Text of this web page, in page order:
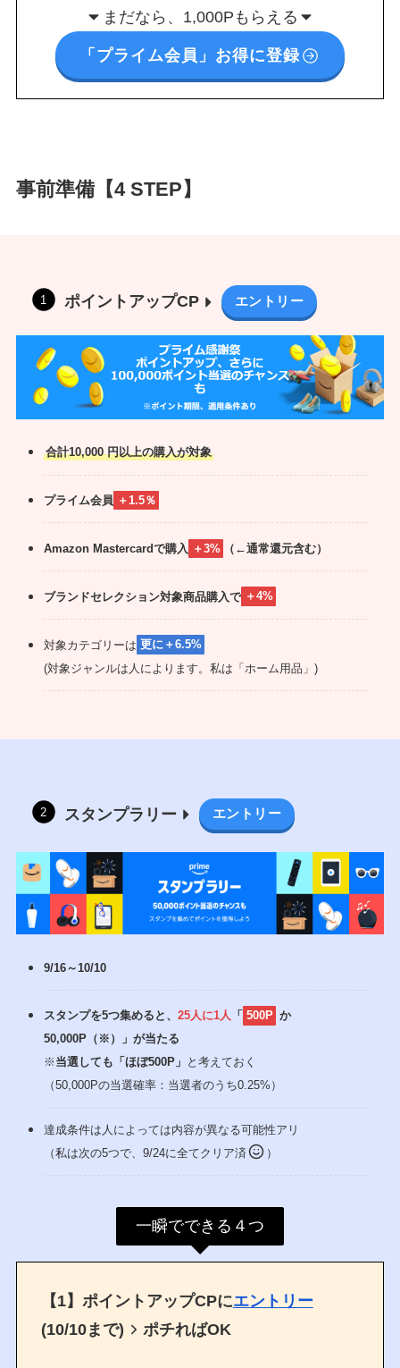
まだなら、1,000Pもらえる
「プライム会員」お得に登録
事前準備【4 STEP】
ポイントアップCP エントリー
合計10,000 円以上の購入が対象
プライム会員 ＋1.5％
Amazon Mastercardで購入 ＋3% （←通常還元含む）
ブランドセレクション対象商品購入で ＋4%
対象カテゴリーは 更に＋6.5%
(対象ジャンルは人によります。私は「ホーム用品」)
スタンプラリー エントリー
9/16～10/10
スタンプを5つ集めると、25人に1人 「 500P か
50,000P（※）」が当たる
※ 当選しても「ほぼ500P」 と考えておく
（50,000Pの当選確率：当選者のうち0.25%）
達成条件は人によっては内容が異なる可能性アリ
（私は次の5つで、9/24に全てクリア済
）
一瞬でできる４つ
【1】ポイントアップCPにエントリー
(10/10まで)
ポチればOK